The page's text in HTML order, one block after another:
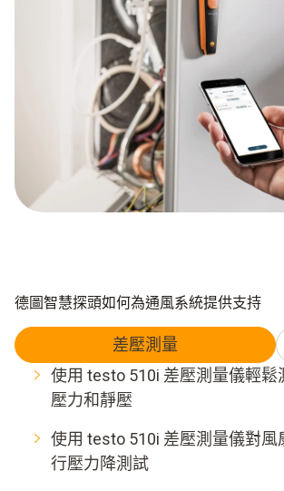
德圖智慧探頭如何為通風系統提供支持
差壓測量
使用 testo 510i 差壓測量儀輕鬆
壓力和靜壓
使用 testo 510i 差壓測量儀對風
行壓力降測試